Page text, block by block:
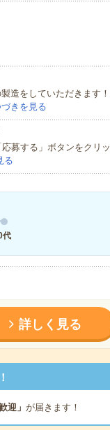
造をしていただきます
きを見る
募する」ボタンをクリ
る
代
詳しく見る
迎」 が届きます！